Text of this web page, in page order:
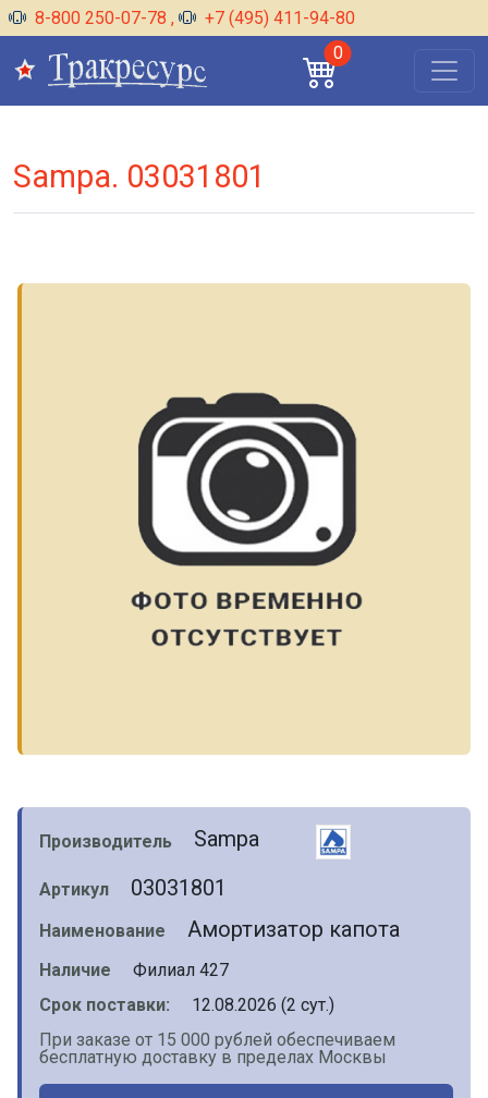
8-800 250-07-78 ,
+7 (495) 411-94-80
0
Sampa. 03031801
Производитель Sampa
Артикул 03031801
Наименование Амортизатор капота
Наличие
Филиал 427
Срок поставки:
12.08.2026 (2 сут.)
При заказе от 15 000 рублей обеспечиваем
бесплатную доставку в пределах Москвы